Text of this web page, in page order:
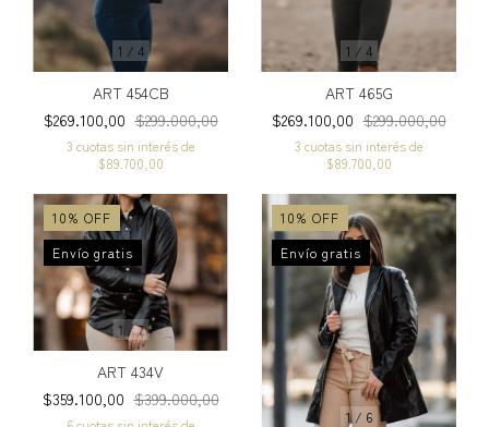
1 / 4
ART 454CB
$269.100,00 $299.000,00
3 cuotas sin interés de
$89.700,00
1 / 4
ART 465G
$269.100,00 $299.000,00
3 cuotas sin interés de
$89.700,00
1/7
10% OFF
Envío gratis
ART 434V
$359.100,00 $399.000,00
1/ 6
10% OFF
Envío gratis